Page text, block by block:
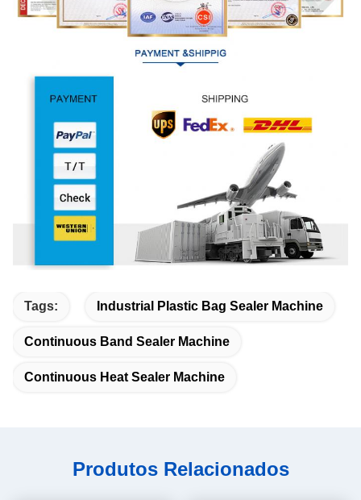
Tags: Industrial Plastic Bag Sealer Machine
Continuous Band Sealer Machine
Continuous Heat Sealer Machine
Produtos Relacionados